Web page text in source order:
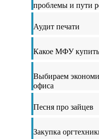
проблемы и пути
Аудит печати
Какое МФУ
Выбираем
офиса
Песня про зайцев
Закупка